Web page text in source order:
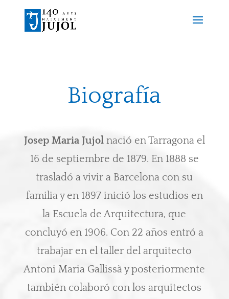
Biografía
Josep Maria Jujolnació en Tarragona el
16 de septiembre de 1879. En 1888 se
trasladó a vivir a Barcelona con su
familia y en 1897 inició los estudios en
la Escuela de Arquitectura, que
concluyó en 1906. Con 22 años entró a
trabajar en el taller del arquitecto
Antoni Maria Gallissà y posteriormente
también colaboró con los arquitectos